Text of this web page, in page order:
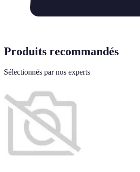
Produits recommandés
Sélectionnés par nos experts